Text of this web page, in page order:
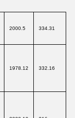
2000.5 334.31
1978.12 332.16